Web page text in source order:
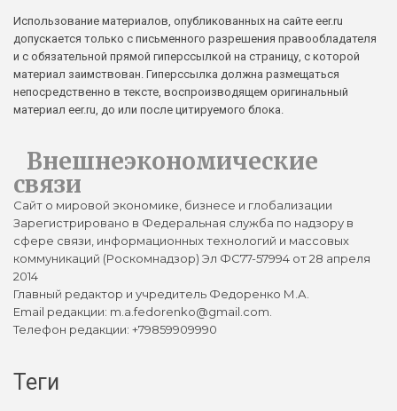
Использование материалов, опубликованных на сайте eer.ru
допускается только с письменного разрешения правообладателя
и с обязательной прямой гиперссылкой на страницу, с которой
материал заимствован. Гиперссылка должна размещаться
непосредственно в тексте, воспроизводящем оригинальный
материал eer.ru, до или после цитируемого блока.
Внешнеэкономические
связи
Сайт о мировой экономике, бизнесе и глобализации
Зарегистрировано в Федеральная служба по надзору в
сфере связи, информационных технологий и массовых
коммуникаций (Роскомнадзор) Эл ФС77-57994 от 28 апреля
2014
Главный редактор и учредитель Федоренко М.А.
Email редакции: m.a.fedorenko@gmail.com.
Телефон редакции: +79859909990
Теги